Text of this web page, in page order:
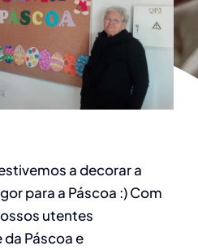
a decorar a
para a Páscoa :) Com
utentes
Páscoa e